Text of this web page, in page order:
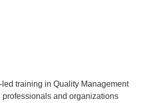
training in Quality Management
professionals and organizations